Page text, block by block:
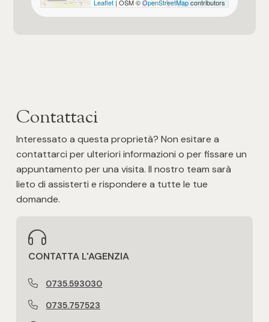
Leaflet| OSM ©OpenStreetMapcontributors
Contattaci
Interessato a questa proprietà? Non esitare a
contattarci per ulteriori informazioni o per fissare un
appuntamento per una visita. Il nostro team sarà
lieto di assisterti e rispondere a tutte le tue
domande.
CONTATTA L'AGENZIA
0735.593030
0735.757523
Posto auto/Box
Arredato
Nuova costruzione
Lusso